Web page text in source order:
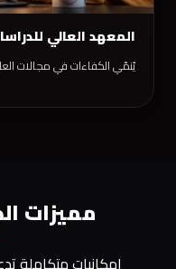
المعهد العالي
يُنمّي الكفاءات في مجالات
مميزات
إمكانيات متكاملة